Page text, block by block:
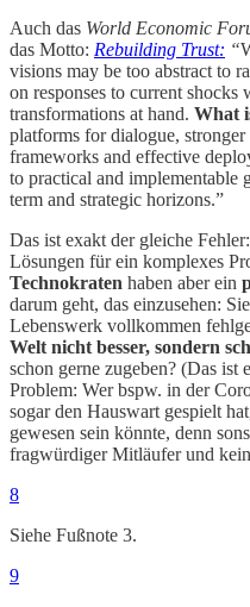
Auch das World Economic
das Motto: Rebuilding Trust: “
visions may be too abstract to
on responses to current
transformations at hand. What
platforms for dialogue,
frameworks and effective
to practical and implementable
term and strategic horizons.”
Das ist exakt der gleiche
Lösungen für ein komplexes
Technokraten haben aber ein
darum geht, das einzusehen:
Lebenswerk vollkommen
Welt nicht besser, sondern
schon gerne zugeben? (Das ist
Problem: Wer bspw. in der
sogar den Hauswart gespielt
gewesen sein könnte, denn
fragwürdiger Mitläufer und
8
Siehe Fußnote 3.
9